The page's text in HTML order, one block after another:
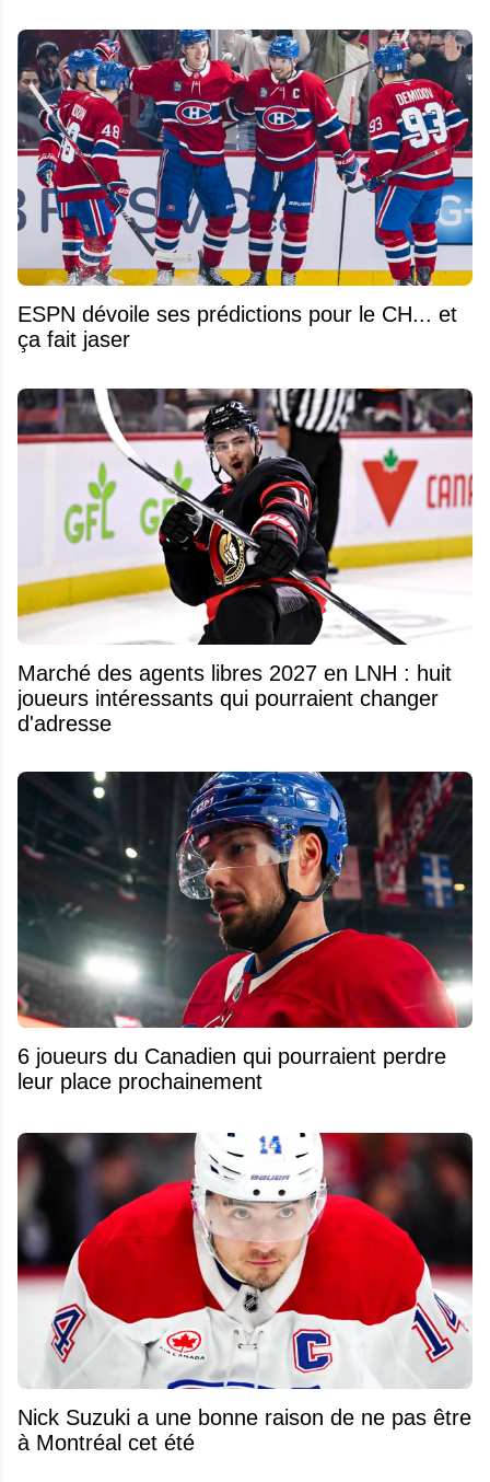
ESPN dévoile ses prédictions pour le CH... et
ça fait jaser
Marché des agents libres 2027 en LNH : huit
joueurs intéressants qui pourraient changer
d'adresse
6 joueurs du Canadien qui pourraient perdre
leur place prochainement
Nick Suzuki a une bonne raison de ne pas être
à Montréal cet été